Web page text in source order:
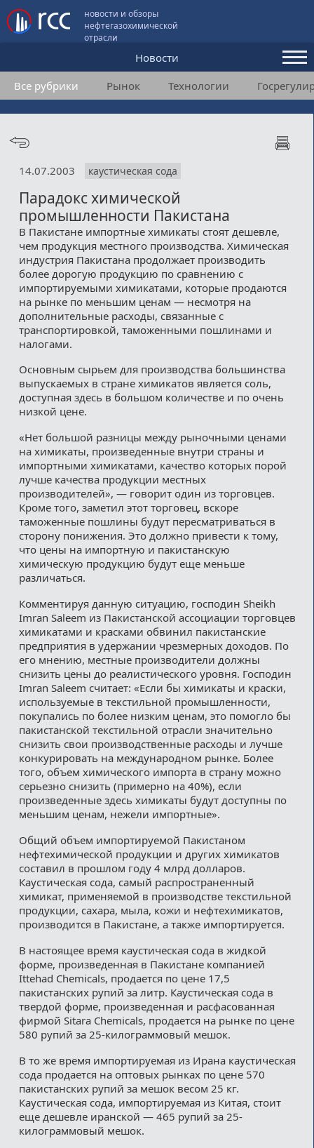
новости и обзоры
нефтегазохимической
отрасли
Новости
Аналитика и мнения
Конференции
Подписка
Пользовательское соглашение
Медиакит
Контакты
Все рубрики Рынок Технологии
14.07.2003 каустическая сода
Парадокс химической
промышленности Пакистана
В Пакистане импортные химикаты стоят дешевле,
чем продукция местного производства. Химическая
индустрия Пакистана продолжает производить
более дорогую продукцию по сравнению с
импортируемыми химикатами, которые продаются
на рынке по меньшим ценам — несмотря на
дополнительные расходы, связанные с
транспортировкой, таможенными пошлинами и
налогами.
Основным сырьем для производства большинства
выпускаемых в стране химикатов является соль,
доступная здесь в большом количестве и по очень
низкой цене.
«Нет большой разницы между рыночными ценами
на химикаты, произведенные внутри страны и
импортными химикатами, качество которых порой
лучше качества продукции местных
производителей», — говорит один из торговцев.
Кроме того, заметил этот торговец, вскоре
таможенные пошлины будут пересматриваться в
сторону понижения. Это должно привести к тому,
что цены на импортную и пакистанскую
химическую продукцию будут еще меньше
различаться.
Комментируя данную ситуацию, господин Sheikh
Imran Saleem из Пакистанской ассоциации торговцев
химикатами и красками обвинил пакистанские
предприятия в удержании чрезмерных доходов. По
его мнению, местные производители должны
снизить цены до реалистического уровня. Господин
Imran Saleem считает: «Если бы химикаты и краски,
используемые в текстильной промышленности,
покупались по более низким ценам, это помогло бы
пакистанской текстильной отрасли значительно
снизить свои производственные расходы и лучше
конкурировать на международном рынке. Более
того, объем химического импорта в страну можно
серьезно снизить (примерно на 40%), если
произведенные здесь химикаты будут доступны по
меньшим ценам, нежели импортные».
Общий объем импортируемой Пакистаном
нефтехимической продукции и других химикатов
составил в прошлом году 4 млрд долларов.
Каустическая сода, самый распространенный
химикат, применяемой в производстве текстильной
продукции, сахара, мыла, кожи и нефтехимикатов,
производится в Пакистане, а также импортируется.
В настоящее время каустическая сода в жидкой
форме, произведенная в Пакистане компанией
Ittehad Chemicals, продается по цене 17,5
пакистанских рупий за литр. Каустическая сода в
твердой форме, произведенная и расфасованная
фирмой Sitara Chemicals, продается на рынке по цене
580 рупий за 25-килограммовый мешок.
В то же время импортируемая из Ирана каустическая
сода продается на оптовых рынках по цене 570
пакистанских рупий за мешок весом 25 кг.
Каустическая сода, импортируемая из Китая, стоит
еще дешевле иранской — 465 рупий за 25-
килограммовый мешок.